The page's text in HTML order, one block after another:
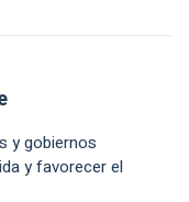
y gobiernos
y favorecer el